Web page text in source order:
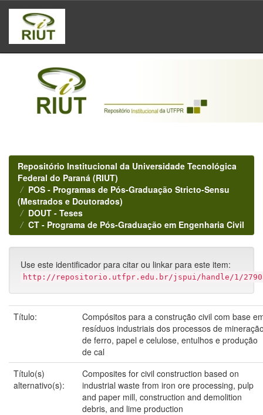
Skip
navigation
Repositório Institucional da Universidade Tecnológica
Federal do Paraná (RIUT)
POS - Programas de Pós-Graduação Stricto-Sensu
(Mestrados e Doutorados)
DOUT - Teses
CT - Programa de Pós-Graduação em Engenharia Civil
Use este identificador para citar ou linkar para este item:
http://repositorio.utfpr.edu.br/jspui/handle/1/
Título:
Compósitos para a construção civil com base
resíduos industriais dos processos de
de ferro, papel e celulose, entulhos e produção
de cal
Título(s)
alternativo(s):
Composites for civil construction based on
industrial waste from iron ore processing, pulp
and paper mill, construction and demolition
debris, and lime production